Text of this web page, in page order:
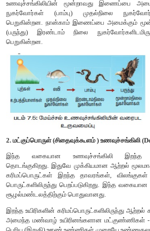
மற்றொன்றிற்கு, உணவு வடிவில்
உயிரித்திசுவில்
பிறச்செயலின் வாயிலாக வெப்பமாக
மீளா தன்மையுடைய இயற்கை நிகழ்வாகும்.
பத்து விழுக்காடு விதி (Ten percent law)
இந்த விதி லின்டிமேன் (1942)
ஒரு ஊட்ட மட்டத்திலிருந்து
ஒவ்வொரு ஊட்ட மட்டத்திலும்
சுவாசித்தல், சிதைத்தல் போன்ற
எனவே இவ்விதி பத்து விழுக்காடு விதி